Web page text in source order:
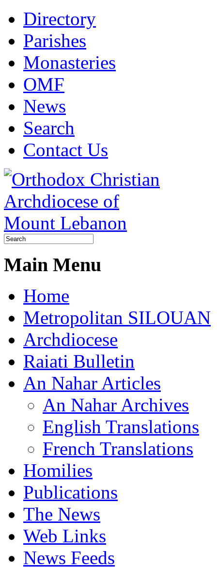
Directory
Parishes
Monasteries
OMF
News
Search
Contact Us
Main Menu
Home
Metropolitan SILOUAN
Archdiocese
Raiati Bulletin
An Nahar Articles
An Nahar Archives
English Translations
French Translations
Homilies
Publications
The News
Web Links
News Feeds